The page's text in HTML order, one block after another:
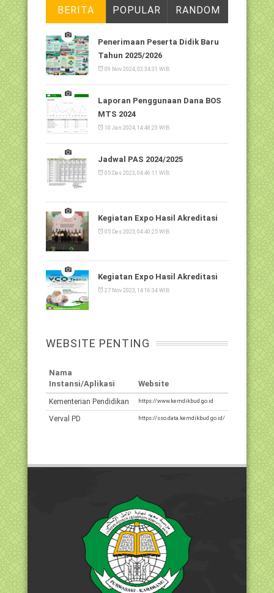
BERITA POPULAR RANDOM
Penerimaan Peserta Didik Baru
Tahun 2025/2026
09 Nov 2024, 03:34:31 WIB
Laporan Penggunaan Dana BOS
MTS 2024
10 Jan 2024, 14:48:23 WIB
Jadwal PAS 2024/2025
05 Des 2023, 04:46:11 WIB
Kegiatan Expo Hasil Akreditasi
05 Des 2023, 04:40:25 WIB
Kegiatan Expo Hasil Akreditasi
27 Nov 2023, 14:16:34 WIB
WEBSITE PENTING
Nama
Instansi/Aplikasi
Website
Kementerian Pendidikan https://www.kemdikbud.go.id
Verval PD https://sso.data.kemdikbud.go.id/